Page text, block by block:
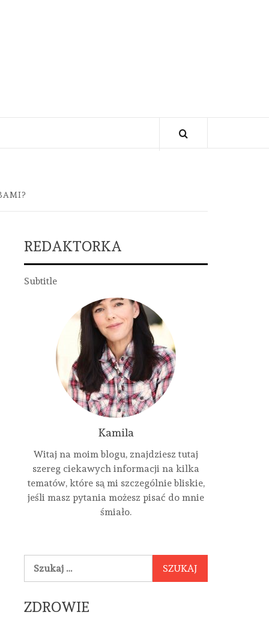
REDAKTORKA
Subtitle
Kamila
Witaj na moim blogu, znajdziesz tutaj
szereg ciekawych informacji na kilka
tematów, które są mi szczególnie bliskie,
jeśli masz pytania możesz pisać do mnie
śmiało.
Szukaj:
ZDROWIE